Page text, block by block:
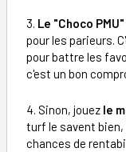
3. Le "Choco PMU"
pour les parieurs.
pour battre les
c'est un bon
4. Sinon, jouez le
turf le savent
chances de